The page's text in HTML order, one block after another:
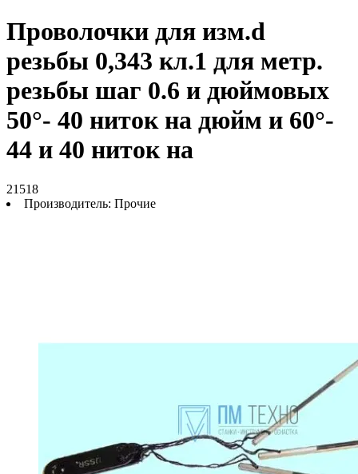
Проволочки для изм.d
резьбы 0,343 кл.1 для метр.
резьбы шаг 0.6 и дюймовых
50°- 40 ниток на дюйм и 60°-
44 и 40 ниток на
21518
Производитель: Прочие